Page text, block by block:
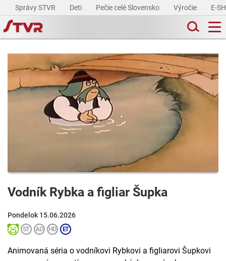
Správy STVR Deti Pečie celé Slovensko Výročie E-
Vodník Rybka a figliar Šupka
Pondelok 15.06.2026
Animovaná séria o vodníkovi Rybkovi a figliarovi Šupkovi